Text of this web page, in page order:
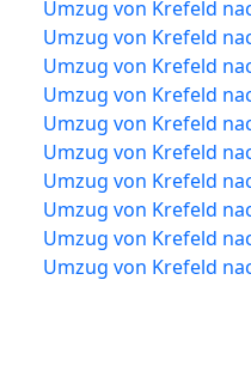
Umzug von Krefeld
Umzug von Krefeld
Umzug von Krefeld
Umzug von Krefeld
Umzug von Krefeld
Umzug von Krefeld
Umzug von Krefeld
Umzug von Krefeld
Umzug von Krefeld
Umzug von Krefeld